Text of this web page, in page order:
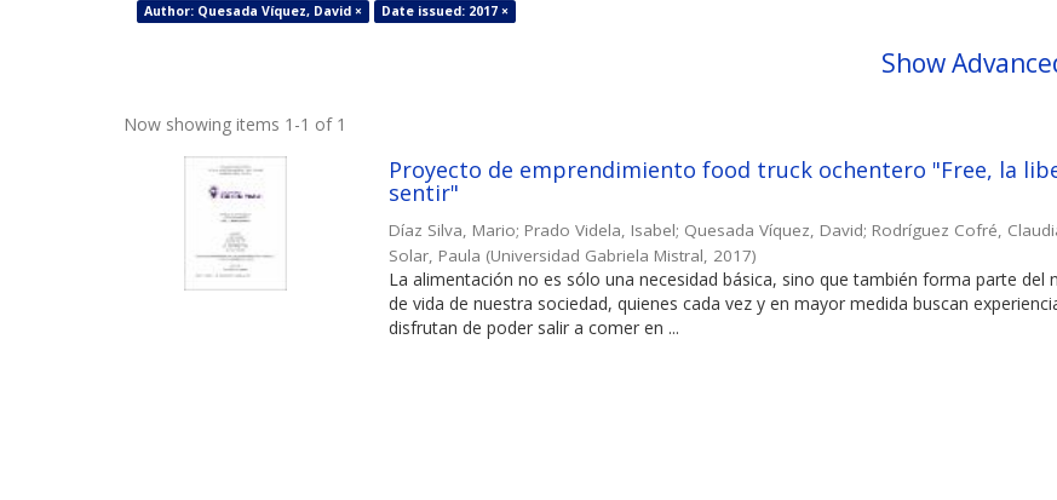
Author: Quesada Víquez, David ×
Date issued: 2017 ×
Show
Now showing items 1-1 of 1
Proyecto de emprendimiento food truck ochentero "Free, la
sentir"
Díaz Silva, Mario; Prado Videla, Isabel; Quesada Víquez, David; Rodríguez Cofré,
Solar, Paula (Universidad Gabriela Mistral 2017)
La alimentación no es sólo una necesidad básica, sino que también forma parte del
de vida de nuestra sociedad, quienes cada vez y en mayor medida buscan
disfrutan de poder salir a comer en ...